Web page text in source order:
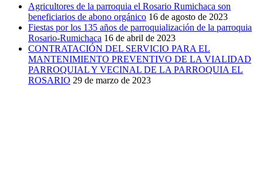
Agricultores de la parroquia el Rosario Rumichaca son
beneficiarios de abono orgánico 16 de agosto de 2023
Fiestas por los 135 años de parroquialización de la parroquia
Rosario-Rumichaca 16 de abril de 2023
CONTRATACIÓN DEL SERVICIO PARA EL
MANTENIMIENTO PREVENTIVO DE LA VIALIDAD
PARROQUIAL Y VECINAL DE LA PARROQUIA EL
ROSARIO 29 de marzo de 2023